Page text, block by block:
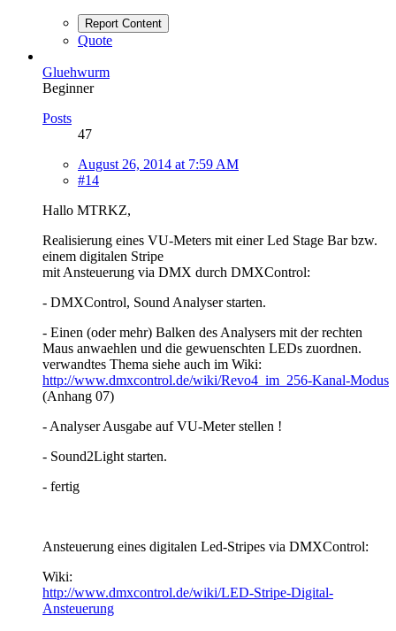
Report Content
Quote
Gluehwurm
Beginner
Posts
47
August 26, 2014 at 7:59 AM
#14
Hallo MTRKZ,
Realisierung eines VU-Meters mit einer Led Stage Bar bzw.
einem digitalen Stripe
mit Ansteuerung via DMX durch DMXControl:
- DMXControl, Sound Analyser starten.
- Einen (oder mehr) Balken des Analysers mit der rechten
Maus anwaehlen und die gewuenschten LEDs zuordnen.
verwandtes Thema siehe auch im Wiki:
http://www.dmxcontrol.de/wiki/Revo4_im_256-Kanal-Modus
(Anhang 07)
- Analyser Ausgabe auf VU-Meter stellen !
- Sound2Light starten.
- fertig
Ansteuerung eines digitalen Led-Stripes via DMXControl:
Wiki:
http://www.dmxcontrol.de/wiki/LED-Stripe-Digital-
Ansteuerung